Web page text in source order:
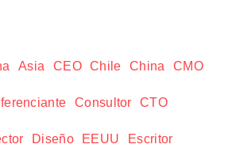
Asia CEO Chile China CMO
Consultor CTO
Diseño EEUU Escritor